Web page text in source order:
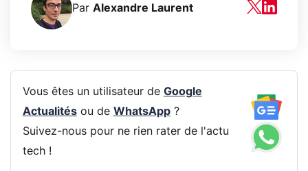
Par Alexandre Laurent
Vous êtes un utilisateur de Google
Actualitésou de WhatsApp?
Suivez-nous pour ne rien rater de l'actu
tech !